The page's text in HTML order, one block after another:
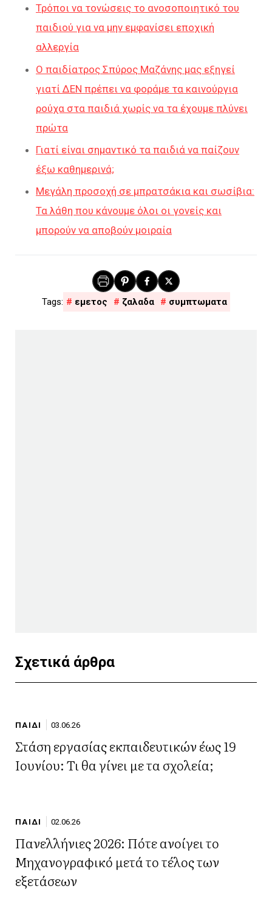
Τρόποι να τονώσεις το ανοσοποιητικό του
παιδιού για να μην εμφανίσει εποχική
αλλεργία
Ο παιδίατρος Σπύρος Μαζάνης μας εξηγεί
γιατί ΔΕΝ πρέπει να φοράμε τα καινούργια
ρούχα στα παιδιά χωρίς να τα έχουμε πλύνει
πρώτα
Γιατί είναι σημαντικό τα παιδιά να παίζουν
έξω καθημερινά;
Μεγάλη προσοχή σε μπρατσάκια και σωσίβια:
Τα λάθη που κάνουμε όλοι οι γονείς και
μπορούν να αποβούν μοιραία
εμετος ζαλαδα συμπτωματα
Σχετικά άρθρα
ΠΑΙΔΙ 03.06.26
Στάση εργασίας εκπαιδευτικών έως 19
Ιουνίου: Τι θα γίνει με τα σχολεία;
ΠΑΙΔΙ 02.06.26
Πανελλήνιες 2026: Πότε ανοίγει το
Μηχανογραφικό μετά το τέλος των
εξετάσεων